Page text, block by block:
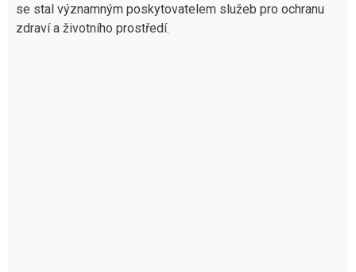
se stal významným poskytovatelem služeb pro ochranu
zdraví a životního prostředí.